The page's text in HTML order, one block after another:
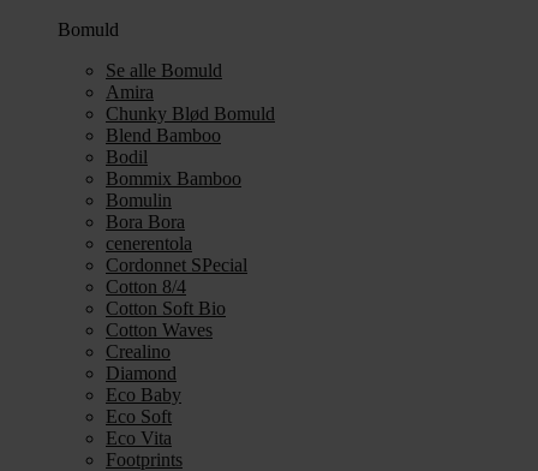
Bomuld
Se alle Bomuld
Amira
Chunky Blød Bomuld
Blend Bamboo
Bodil
Bommix Bamboo
Bomulin
Bora Bora
cenerentola
Cordonnet SPecial
Cotton 8/4
Cotton Soft Bio
Cotton Waves
Crealino
Diamond
Eco Baby
Eco Soft
Eco Vita
Footprints